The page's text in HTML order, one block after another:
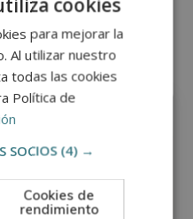
para mejorar la
Al utilizar nuestro
todas las cookies
Política de
SOCIOS (4) →
Cookies de
rendimiento